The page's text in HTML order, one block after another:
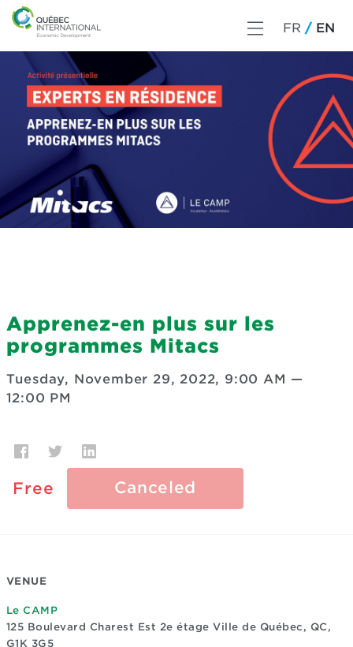
FR EN
Apprenez-en plus sur les
programmes Mitacs
Tuesday, November 29, 2022, 9:00 AM —
12:00 PM
Free Canceled
VENUE
Le CAMP
125 Boulevard Charest Est 2e étage Ville de Québec, QC,
G1K 3G5